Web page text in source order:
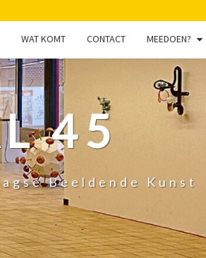
WAT KOMT CONTACT MEEDOEN?
45
Beeldende Kunst